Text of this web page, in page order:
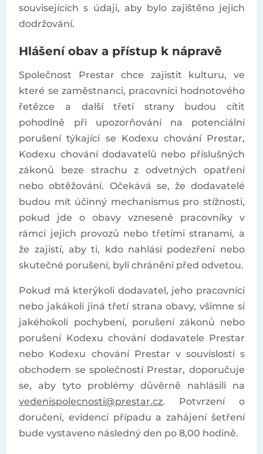
souvisejících s údaji, aby bylo zajištěno jejich
dodržování.
Hlášení obav a přístup k nápravě
Společnost Prestar chce zajistit kulturu, ve
které se zaměstnanci, pracovníci hodnotového
řetězce a další třetí strany budou cítit
pohodlně při upozorňování na potenciální
porušení týkající se Kodexu chování Prestar,
Kodexu chování dodavatelů nebo příslušných
zákonů beze strachu z odvetných opatření
nebo obtěžování. Očekává se, že dodavatelé
budou mít účinný mechanismus pro stížnosti,
pokud jde o obavy vznesené pracovníky v
rámci jejich provozů nebo třetími stranami, a
že zajistí, aby ti, kdo nahlásí podezření nebo
skutečné porušení, byli chráněni před odvetou.
Pokud má kterýkoli dodavatel, jeho pracovníci
nebo jakákoli jiná třetí strana obavy, všimne si
jakéhokoli pochybení, porušení zákonů nebo
porušení Kodexu chování dodavatele Prestar
nebo Kodexu chování Prestar v souvislosti s
obchodem se společností Prestar, doporučuje
se, aby tyto problémy důvěrně nahlásili na
vedenispolecnosti@prestar.cz. Potvrzení o
doručení, evidenci případu a zahájení šetření
bude vystaveno následný den po 8,00 hodině.